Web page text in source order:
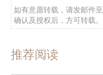
如有意愿转载，请发邮件至
确认及授权后，方可转载。
推荐阅读